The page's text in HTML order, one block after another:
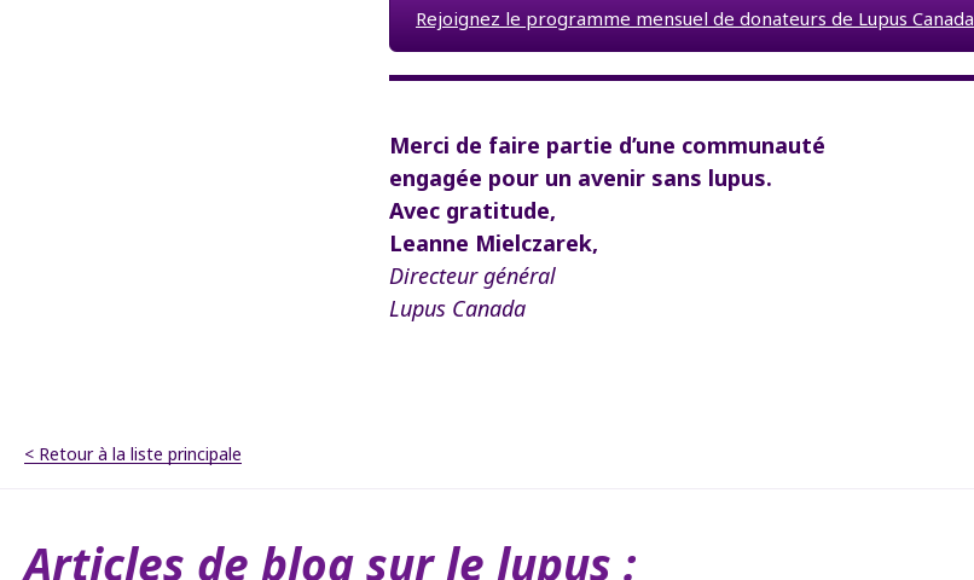
Rejoignez le programme mensuel de donateurs de Lupus Canada
Merci de faire partie d’une communauté
engagée pour un avenir sans lupus.
Avec gratitude,
Leanne Mielczarek,
Directeur général
Lupus Canada
< Retour à la liste principale
Articles de blog sur le lupus :